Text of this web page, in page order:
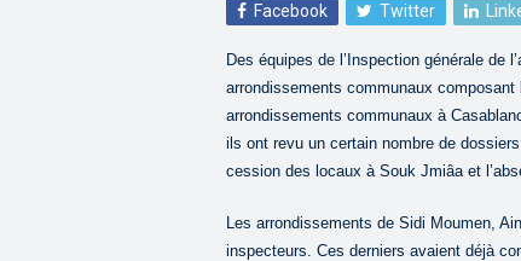
Facebook Twitter
Des équipes de l’Inspection générale de
arrondissements communaux
arrondissements communaux à
ils ont revu un certain nombre de
cession des locaux à Souk Jmiâa et
Les arrondissements de Sidi Moumen,
inspecteurs. Ces derniers avaient déjà